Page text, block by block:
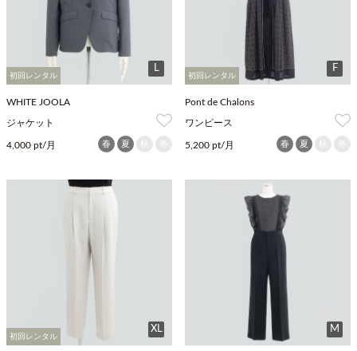
初回レンタル
L
WHITE JOOLA
ジャケット
4,000 pt/月 春 夏
初回レンタル
F
Pont de Chalons
ワンピース
5,200 pt/月 春 夏
初回レンタル
XL M